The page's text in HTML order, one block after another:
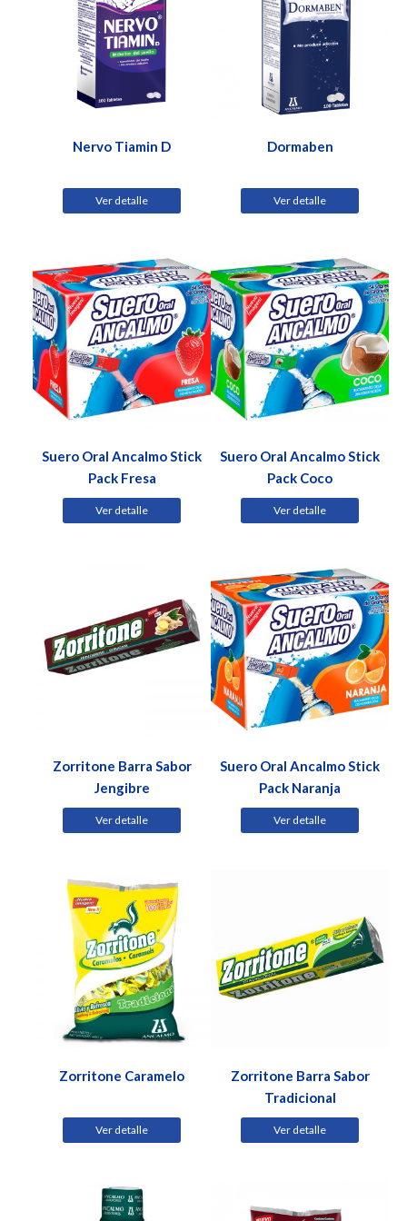
Dormaben
Ver detalle
Nervo Tiamin D
Ver detalle
Suero Oral Ancalmo Stick
Pack Coco
Ver detalle
Suero Oral Ancalmo Stick
Pack Fresa
Ver detalle
Suero Oral Ancalmo Stick
Pack Naranja
Ver detalle
Zorritone Barra Sabor
Jengibre
Ver detalle
Zorritone Barra Sabor
Tradicional
Ver detalle
Zorritone Caramelo
Ver detalle